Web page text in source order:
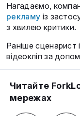
Нагадаємо,
рекламу із
з хвилею критики.
Раніше сценарист
відеокліп за
Читайте
мережах